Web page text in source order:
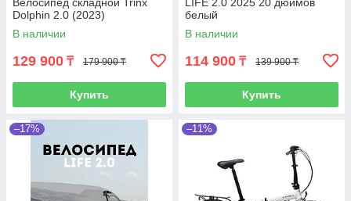
Велосипед складной Trinx
Dolphin 2.0 (2023)
В наличии
129 900 ₸ 179 900 ₸
Купить
LIFE 2.0 2025 20 дюймов
белый
В наличии
114 900 ₸ 139 900 ₸
Купить
–17% –11%